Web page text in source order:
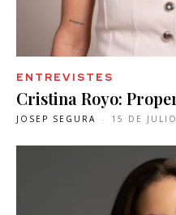
ENTREVISTES
Cristina Royo:
JOSEP SEGURA - 15 DE